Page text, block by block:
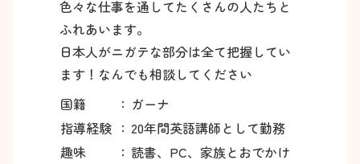
色々な仕事を通してたくさんの人たちと
ふれあいます。
日本人がニガテな部分は全て把握してい
ます！なんでも相談してください
国籍
： ガーナ
指導経験 ： 20年間英語講師として勤務
趣味
： 読書、PC、家族とおでかけ